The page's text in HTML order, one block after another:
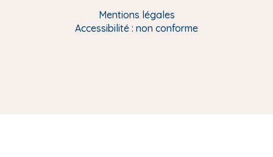
Mentions légales
Accessibilité : non conforme